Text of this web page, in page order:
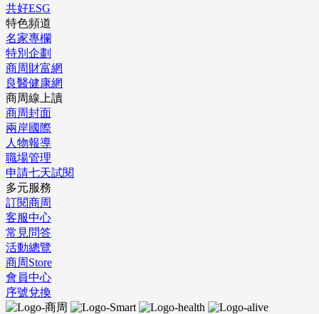
共好ESG
特色頻道
名家專欄
特別企劃
商周財富網
良醫健康網
商周線上讀
商周封面
兩岸國際
人物報導
職場管理
申請七天試閱
多元服務
訂閱商周
客服中心
常見問答
活動總覽
商周Store
會員中心
序號兌換